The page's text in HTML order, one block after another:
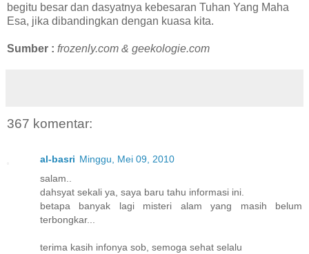
begitu besar dan dasyatnya kebesaran Tuhan Yang Maha
Esa, jika dibandingkan dengan kuasa kita.
Sumber : frozenly.com & geekologie.com
367 komentar:
al-basri Minggu, Mei 09, 2010
salam..
dahsyat sekali ya, saya baru tahu informasi ini.
betapa banyak lagi misteri alam yang masih belum
terbongkar...
terima kasih infonya sob, semoga sehat selalu